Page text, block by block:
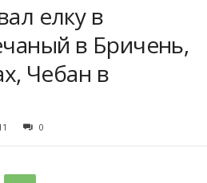
елку в
в Бричень,
Чебан в
0